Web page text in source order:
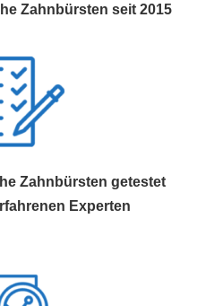
Zahnbürsten seit 2015
Zahnbürsten getestet
Experten